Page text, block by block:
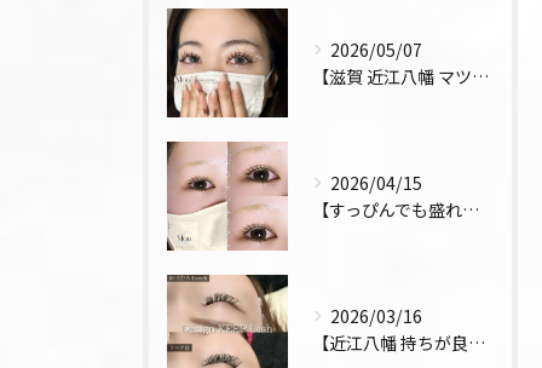
2026/05/07
【滋賀 近江八幡 マツエク デザインキープラッシュ 束感 お...
2026/04/15
【すっぴんでも盛れるまつ毛 まつパ 近江八幡 上下パーマ】
2026/03/16
【近江八幡 持ちが良い お得 マツエク リペア デザインキー...